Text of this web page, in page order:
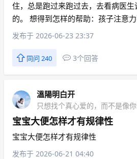
住，总是跑过来跑过去，去看病医
的。 想得到怎样的帮助：孩子注意
发布于 2026-06-23 23:37
同问 240 3个回答
溫陽明白开
只想找个真心爱的，而不是像
宝宝大便怎样才有规律性
宝宝大便怎样才有规律性
发布于 2026-06-21 04:40